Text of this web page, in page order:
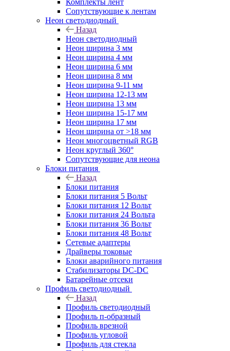
Комплекты лент
Сопутствующие к лентам
Неон светодиодный
Назад
Неон светодиодный
Неон ширина 3 мм
Неон ширина 4 мм
Неон ширина 6 мм
Неон ширина 8 мм
Неон ширина 9-11 мм
Неон ширина 12-13 мм
Неон ширина 13 мм
Неон ширина 15-17 мм
Неон ширина 17 мм
Неон ширина от >18 мм
Неон многоцветный RGB
Неон круглый 360°
Сопутствующие для неона
Блоки питания
Назад
Блоки питания
Блоки питания 5 Вольт
Блоки питания 12 Вольт
Блоки питания 24 Вольта
Блоки питания 36 Вольт
Блоки питания 48 Вольт
Сетевые адаптеры
Драйверы токовые
Блоки аварийного питания
Стабилизаторы DC-DC
Батарейные отсеки
Профиль светодиодный
Назад
Профиль светодиодный
Профиль п-образный
Профиль врезной
Профиль угловой
Профиль для стекла